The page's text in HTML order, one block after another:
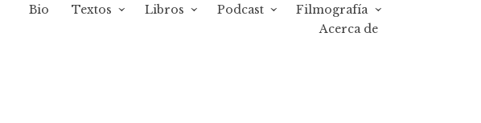
Bio Textos Libros Podcast
Filmografía
Acerca de